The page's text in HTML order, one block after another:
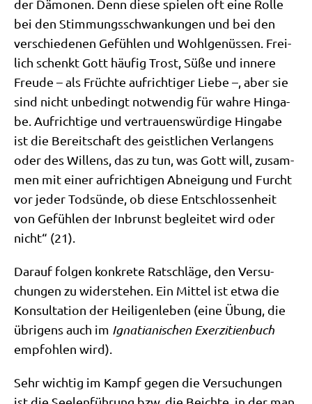
der Dämo­nen. Denn die­se spie­len oft eine Rol­le
bei den Stim­mungs­schwan­kun­gen und bei den
ver­schie­de­nen Gefüh­len und Wohl­ge­nüs­sen. Frei­
lich schenkt Gott häu­fig Trost, Süße und inne­re
Freu­de – als Früch­te auf­rich­ti­ger Lie­be –, aber sie
sind nicht unbe­dingt not­wen­dig für wah­re Hin­ga­
be. Auf­rich­ti­ge und ver­trau­ens­wür­di­ge Hin­ga­be
ist die Bereit­schaft des geist­li­chen Ver­lan­gens
oder des Wil­lens, das zu tun, was Gott will, zusam­
men mit einer auf­rich­ti­gen Abnei­gung und Furcht
vor jeder Tod­sün­de, ob die­se Ent­schlos­sen­heit
von Gefüh­len der Inbrunst beglei­tet wird oder
nicht“ (21).
Dar­auf fol­gen kon­kre­te Rat­schlä­ge, den Ver­su­
chun­gen zu wider­ste­hen. Ein Mit­tel ist etwa die
Kon­sul­ta­ti­on der Hei­li­gen­le­ben (eine Übung, die
übri­gens auch im Igna­tia­ni­schen Exer­zi­ti­en­buch
emp­foh­len wird).
Sehr wich­tig im Kampf gegen die Ver­su­chun­gen